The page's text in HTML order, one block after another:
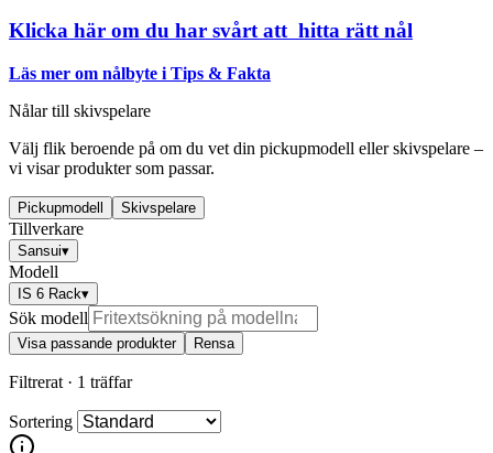
Klicka här om du har svårt att hitta rätt nål
Läs mer om nålbyte i Tips & Fakta
Nålar till skivspelare
Välj flik beroende på om du vet din pickupmodell eller skivspelare –
vi visar produkter som passar.
Pickupmodell Skivspelare
Tillverkare
Sansui▾
Modell
IS 6 Rack▾
Sök modell
Visa passande produkter Rensa
Filtrerat · 1 träffar
Sortering